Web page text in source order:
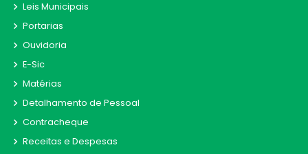
Leis Municipais
Portarias
Ouvidoria
E-Sic
Matérias
Detalhamento de Pessoal
Contracheque
Receitas e Despesas